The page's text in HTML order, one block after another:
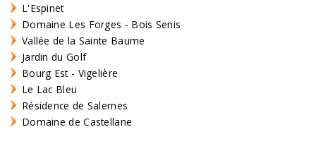
L'Espinet
Domaine Les Forges - Bois Senis
Vallée de la Sainte Baume
Jardin du Golf
Bourg Est - Vigelière
Le Lac Bleu
Résidence de Salernes
Domaine de Castellane